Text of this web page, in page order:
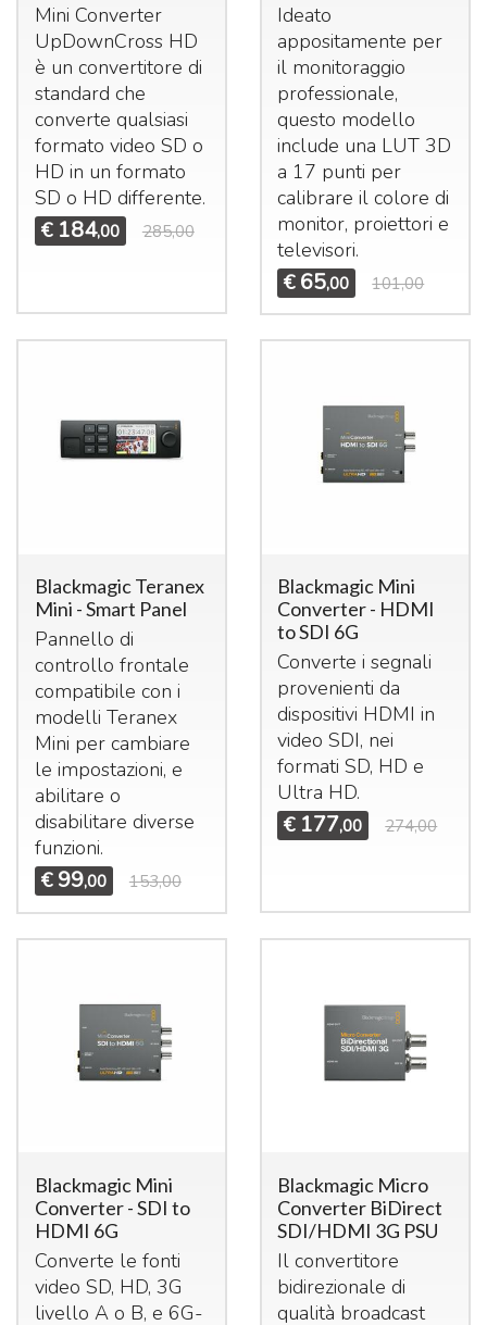
Mini Converter
UpDownCross HD
è un convertitore di
standard che
converte qualsiasi
formato video SD o
HD in un formato
SD o HD differente.
€ 184,00 285,00
Ideato
appositamente per
il monitoraggio
professionale,
questo modello
include una LUT 3D
a 17 punti per
calibrare il colore di
monitor, proiettori e
televisori.
€ 65,00 101,00
Blackmagic Teranex
Mini - Smart Panel
Pannello di
controllo frontale
compatibile con i
modelli Teranex
Mini per cambiare
le impostazioni, e
abilitare o
disabilitare diverse
funzioni.
€ 99,00 153,00
Blackmagic Mini
Converter - HDMI
to SDI 6G
Converte i segnali
provenienti da
dispositivi HDMI in
videoSDI, nei
formati SD, HD e
Ultra HD.
€ 177,00 274,00
Blackmagic Mini
Converter - SDI to
HDMI 6G
Converte le fonti
video SD, HD, 3G
livello A o B, e 6G-
Blackmagic Micro
Converter BiDirect
SDI/HDMI 3G PSU
Il convertitore
bidirezionale di
qualità broadcast